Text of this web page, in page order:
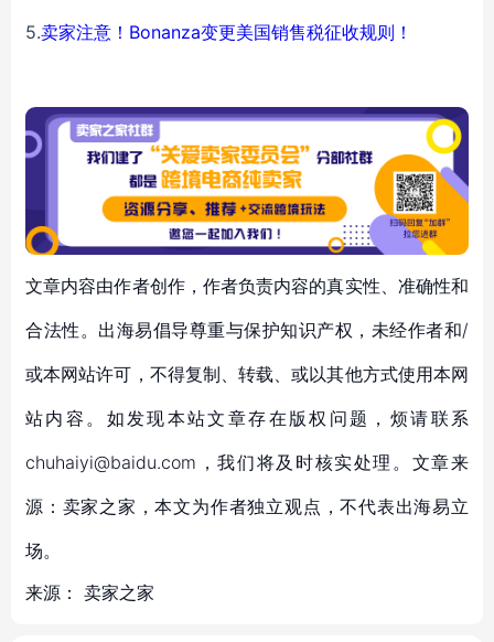
5.卖家注意！Bonanza变更美国销售税征收规则！
文章内容由作者创作，作者负责内容的真实性、准确性和
合法性。出海易倡导尊重与保护知识产权，未经作者和/
或本网站许可，不得复制、转载、或以其他方式使用本网
站内容。如发现本站文章存在版权问题，烦请联系
chuhaiyi@baidu.com，我们将及时核实处理。文章来
源：卖家之家，本文为作者独立观点，不代表出海易立
场。
来源： 卖家之家